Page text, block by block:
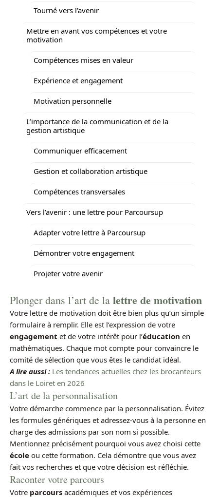
Tourné vers l’avenir
Mettre en avant vos compétences et votre
motivation
Compétences mises en valeur
Expérience et engagement
Motivation personnelle
L’importance de la communication et de la
gestion artistique
Communiquer efficacement
Gestion et collaboration artistique
Compétences transversales
Vers l’avenir : une lettre pour Parcoursup
Adapter votre lettre à Parcoursup
Démontrer votre engagement
Projeter votre avenir
Plonger dans l’art de la lettre de motivation
Votre lettre de motivation doit être bien plus qu’un simple
formulaire à remplir. Elle est l’expression de votre
engagement et de votre intérêt pour l’éducation en
mathématiques. Chaque mot compte pour convaincre le
comité de sélection que vous êtes le candidat idéal.
A lire aussi : Les tendances actuelles chez les brocanteurs
dans le Loiret en 2026
L’art de la personnalisation
Votre démarche commence par la personnalisation. Évitez
les formules génériques et adressez-vous à la personne en
charge des admissions par son nom si possible.
Mentionnez précisément pourquoi vous avez choisi cette
école ou cette formation. Cela démontre que vous avez
fait vos recherches et que votre décision est réfléchie.
Raconter votre parcours
Votre parcours académiques et vos expériences